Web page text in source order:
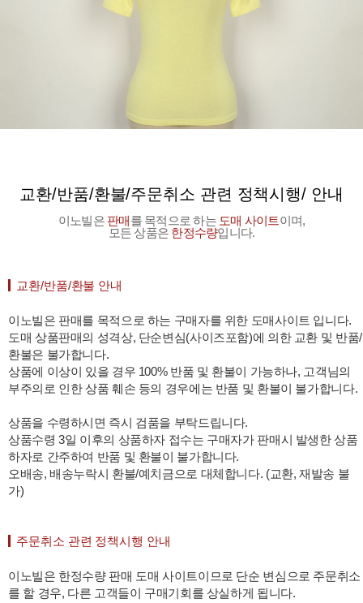
교환/반품/환불/주문취소 관련 정책시행/ 안내
이노빌은 판매를 목적으로 하는 도매 사이트이며,
모든 상품은 한정수량입니다.
교환/반품/환불 안내
이노빌은 판매를 목적으로 하는 구매자를 위한 도매사이트 입니다.
도매 상품판매의 성격상, 단순변심(사이즈포함)에 의한 교환 및 반품/
환불은 불가합니다.
상품에 이상이 있을 경우 100% 반품 및 환불이 가능하나, 고객님의
부주의로 인한 상품 훼손 등의 경우에는 반품 및 환불이 불가합니다.
상품을 수령하시면 즉시 검품을 부탁드립니다.
상품수령 3일 이후의 상품하자 접수는 구매자가 판매시 발생한 상품
하자로 간주하여 반품 및 환불이 불가합니다.
오배송, 배송누락시 환불/예치금으로 대체합니다. (교환, 재발송 불
가)
주문취소 관련 정책시행 안내
이노빌은 한정수량 판매 도매 사이트이므로 단순 변심으로 주문취소
를 할 경우, 다른 고객들이 구매기회를 상실하게 됩니다.